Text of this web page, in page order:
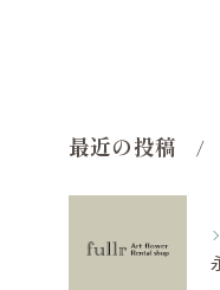
最近の投稿